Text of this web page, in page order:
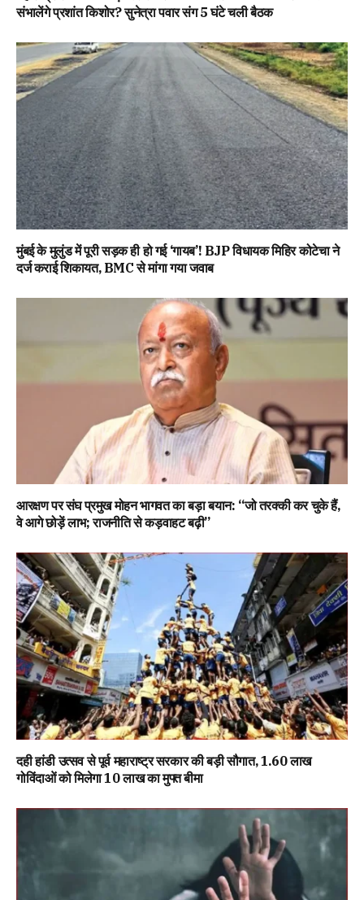
संभालेंगे प्रशांत किशोर? सुनेत्रा पवार संग 5 घंटे चली बैठक
मुंबई के मुलुंड में पूरी सड़क ही हो गई ‘गायब’! BJP विधायक मिहिर कोटेचा ने
दर्ज कराई शिकायत, BMC से मांगा गया जवाब
आरक्षण पर संघ प्रमुख मोहन भागवत का बड़ा बयान: “जो तरक्की कर चुके हैं,
वे आगे छोड़ें लाभ; राजनीति से कड़वाहट बढ़ी”
दही हांडी उत्सव से पूर्व महाराष्ट्र सरकार की बड़ी सौगात, 1.60 लाख
गोविंदाओं को मिलेगा ₹10 लाख का मुफ्त बीमा